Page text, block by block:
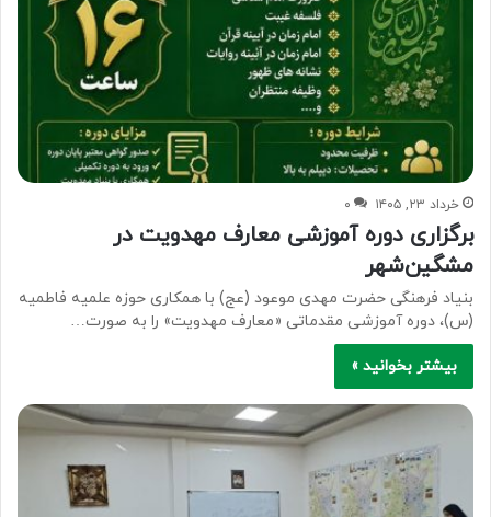
خرداد ۲۳, ۱۴۰۵ ۰
برگزاری دوره آموزشی معارف مهدویت در
مشگین‌شهر
بنیاد فرهنگی حضرت مهدی موعود (عج) با همکاری حوزه علمیه فاطمیه
(س)، دوره آموزشی مقدماتی «معارف مهدویت» را به صورت…
بیشتر بخوانید »